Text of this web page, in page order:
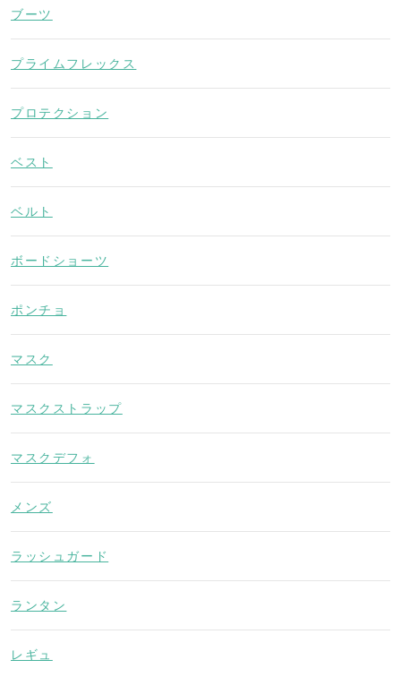
ブーツ
プライムフレックス
プロテクション
ベスト
ベルト
ボードショーツ
ポンチョ
マスク
マスクストラップ
マスクデフォ
メンズ
ラッシュガード
ランタン
レギュ